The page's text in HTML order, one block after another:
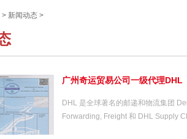
> 新闻动态 >
广州奇运贸易公司一级代理DHL
DHL 是全球著名的邮递和物流集团
Forwarding, Freight 和 DHL Supply